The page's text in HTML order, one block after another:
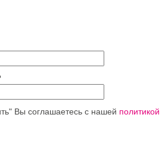
Вы соглашаетесь с нашей политикой